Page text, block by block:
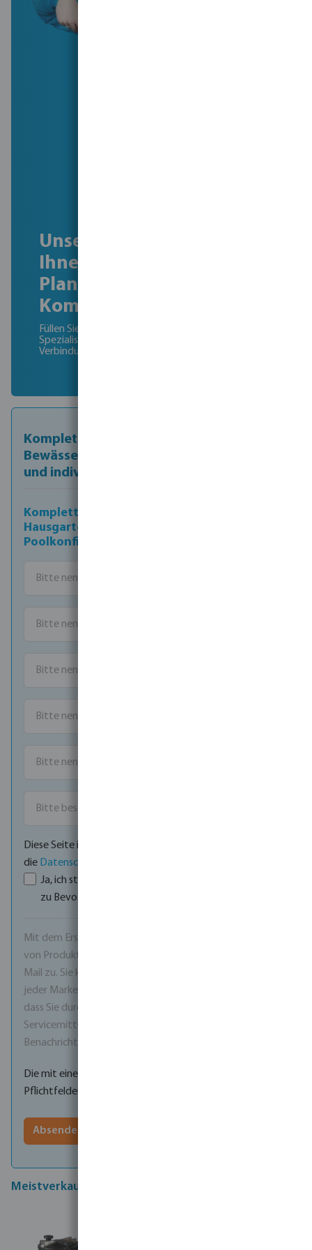
Unsere Experten helfen
Ihnen gerne bei der
Planung von
Komplettlösungen
Füllen Sie unser Formular aus und unsere
Spezialisten setzen sich kurzfristig mit Ihnen in
Verbindung
Komplettlösungen von
Bewässerungssystemen für den Garten
und individuell konfigurierten Pools
Komplette Lösungen zur
Hausgartenbewässerung &
Poolkonfigurationen
Diese Seite ist durch reCAPTCHA geschützt und es gelten
die Datenschutzrichtlinie
Ja, ich stimme den
zu Bevo.
Mit dem Erstellen eines Kontos stimmen Sie dem Erhalt
von Produktinformationen und Werbeangeboten per E-
Mail zu. Sie können sich jederzeit über den Abmeldelink in
jeder Marketing-E-Mail abmelden. Bitte beachten Sie,
dass Sie durch die Abmeldung auch keine wichtigen
Servicemitteilungen mehr erhalten, wie z. B.
Benachrichtigungen über Preisänderungen.
Die mit einem Stern (*) markierten Felder sind
Pflichtfelder.
Absenden
Meistverkaufte Produkte